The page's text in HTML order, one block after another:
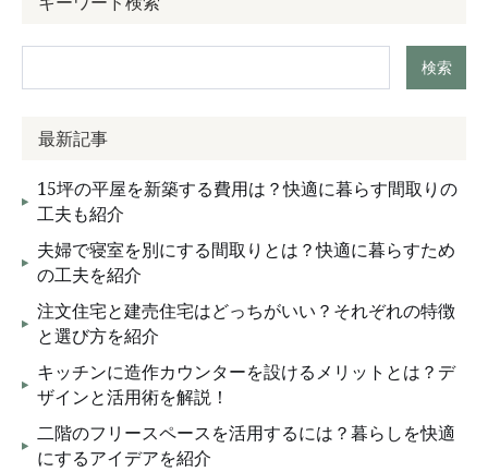
検索
最新記事
15坪の平屋を新築する費用は？快適に暮らす間取りの
工夫も紹介
夫婦で寝室を別にする間取りとは？快適に暮らすため
の工夫を紹介
注文住宅と建売住宅はどっちがいい？それぞれの特徴
と選び方を紹介
キッチンに造作カウンターを設けるメリットとは？デ
ザインと活用術を解説！
二階のフリースペースを活用するには？暮らしを快適
にするアイデアを紹介